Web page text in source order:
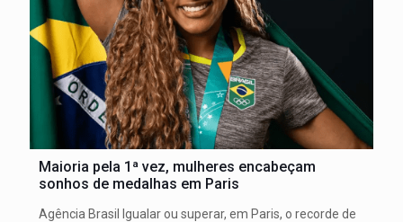
Maioria pela 1ª vez, mulheres encabeçam
sonhos de medalhas em Paris
Agência Brasil Igualar ou superar, em Paris, o recorde de